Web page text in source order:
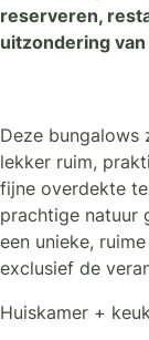
reserveren,
uitzondering
Deze bungalows
lekker ruim,
fijne overdekte
prachtige natuur
een unieke,
exclusief de
Huiskamer +